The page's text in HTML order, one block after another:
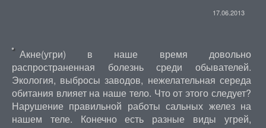
17.06.2013
Акне(угри) в наше время довольно
распространенная болезнь среди обывателей.
Экология, выбросы заводов, нежелательная середа
обитания влияет на наше тело. Что от этого следует?
Нарушение правильной работы сальных желез на
нашем теле. Конечно есть разные виды угрей,